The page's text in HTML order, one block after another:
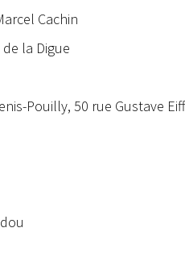
Cachin
la Digue
Pouilly, 50 rue Gustave